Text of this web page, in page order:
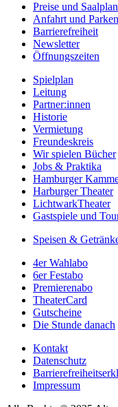
Preise und Saalplan
Anfahrt und Parken
Barrierefreiheit
Newsletter
Öffnungszeiten
Spielplan
Leitung
Partner:innen
Historie
Vermietung
Freundeskreis
Wir spielen Bücher
Jobs & Praktika
Hamburger
Harburger Theater
LichtwarkTheater
Gastspiele und
Speisen &
4er Wahlabo
6er Festabo
Premierenabo
TheaterCard
Gutscheine
Die Stunde danach
Kontakt
Datenschutz
Impressum